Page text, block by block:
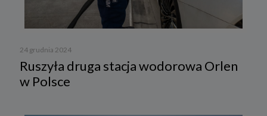
24 grudnia 2024
Ruszyła druga stacja wodorowa Orlen
w Polsce